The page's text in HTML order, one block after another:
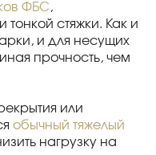
ФБС,
тонкой стяжки. Как и
и для несущих
прочность, чем
или
обычный тяжелый
нагрузку на